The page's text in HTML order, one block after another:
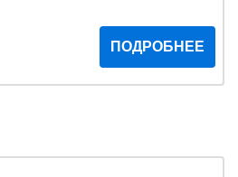
ПОДРОБНЕЕ